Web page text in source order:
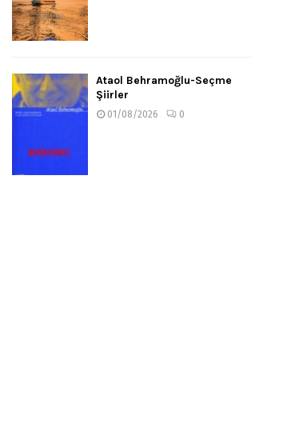
Ataol Behramoğlu-Seçme
Şiirler
01/08/2026 0